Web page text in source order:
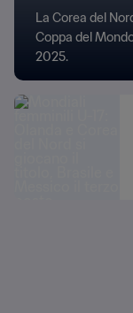
La Corea del
Coppa del
2025.